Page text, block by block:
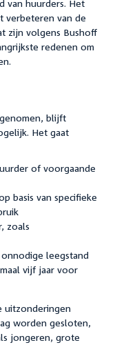
van huurders. Het
verbeteren van de
zijn volgens Bushoff
redenen om
blijft
Het gaat
of voorgaande
basis van specifieke
zoals
leegstand
vijf jaar voor
uitzonderingen
worden gesloten,
jongeren, grote